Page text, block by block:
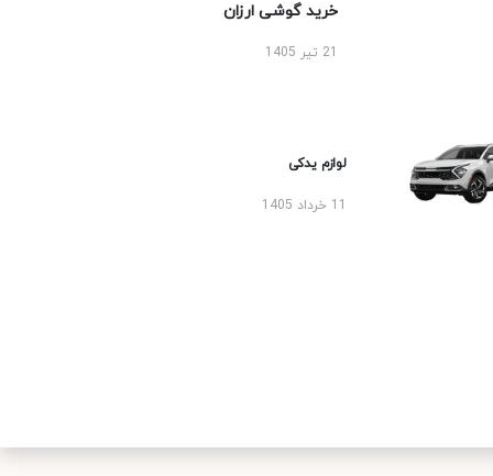
خرید گوشی ارزان
لوازم یدکی